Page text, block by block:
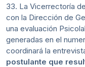
33. La Vicerrectoría
con la Dirección de
una evaluación
generadas en el
coordinará la
postulante que